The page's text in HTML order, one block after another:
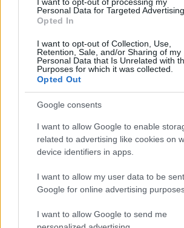
Personal Data for Targeted Advertising.
Opted In
I want to opt-out of Collection, Use,
Retention, Sale, and/or Sharing of my
Personal Data that Is Unrelated with
Purposes for which it was collected.
Opted Out
Google consents
I want to allow Google to enable
related to advertising like cookies on
device identifiers in apps.
I want to allow my user data to be
Google for online advertising
I want to allow Google to send me
o
k
p
NOTIZIE RECENTI
Meteo Olbia 9 agosto,
Salmo finisce in ospedale a
Jovanotti, Gabry Ponte e Alfa:
mondo per una notte
Giorgia Meloni a La
“Orgoglio e discrezione per